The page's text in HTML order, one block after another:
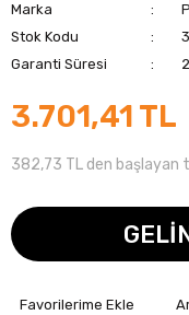
Marka
Stok Kodu
Garanti Süresi
3.701,41 TL
382,73 TL den başlayan